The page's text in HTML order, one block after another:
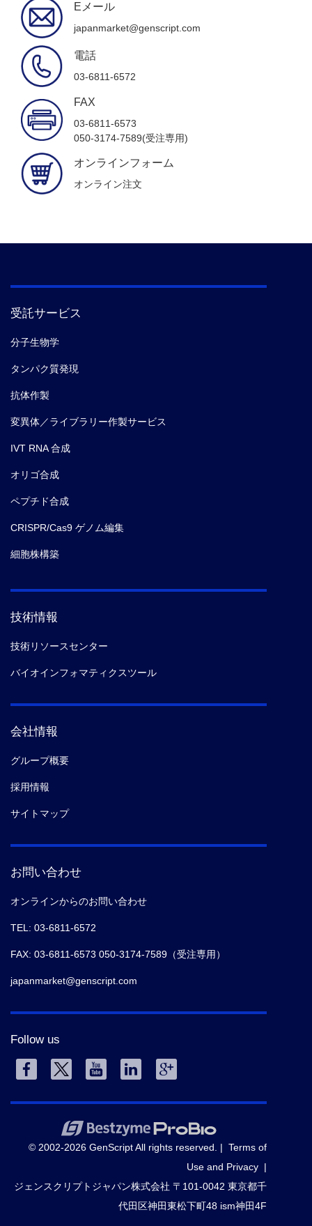
Eメール
japanmarket@genscript.com
電話
03-6811-6572
FAX
03-6811-6573
050-3174-7589(受注専用)
オンラインフォーム
オンライン注文
受託サービス
分子生物学
タンパク質発現
抗体作製
変異体／ライブラリー作製サービス
IVT RNA 合成
オリゴ合成
ペプチド合成
CRISPR/Cas9 ゲノム編集
細胞株構築
技術情報
技術リソースセンター
バイオインフォマティクスツール
会社情報
グループ概要
採用情報
サイトマップ
お問い合わせ
オンラインからのお問い合わせ
TEL: 03-6811-6572
FAX: 03-6811-6573 050-3174-7589（受注専用）
japanmarket@genscript.com
Follow us
© 2002-2026 GenScript All rights reserved. | Terms of
Use and Privacy |
ジェンスクリプトジャパン株式会社 〒101-0042 東京都千
代田区神田東松下町48 ism神田4F